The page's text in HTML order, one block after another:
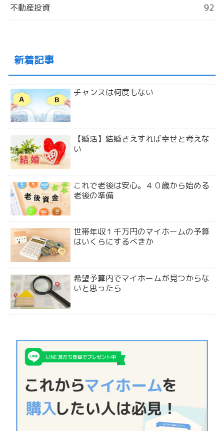
不動産投資 92
新着記事
チャンスは何度もない
【婚活】結婚さえすれば幸せと考えな
い
これで老後は安心。４０歳から始める
老後の準備
世帯年収１千万円のマイホームの予算
はいくらにするべきか
希望予算内でマイホームが見つからな
いと思ったら